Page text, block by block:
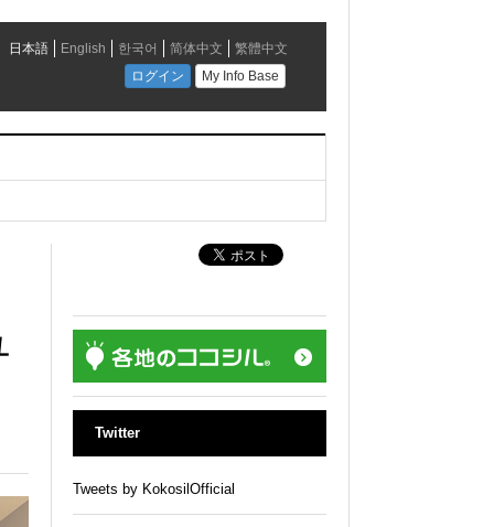
Twitter
Tweets by KokosilOfficial